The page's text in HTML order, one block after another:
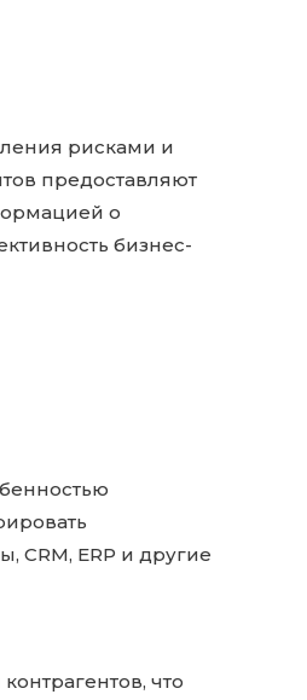
рисками и
предоставляют
о
бизнес-
CRM, ERP и другие
что